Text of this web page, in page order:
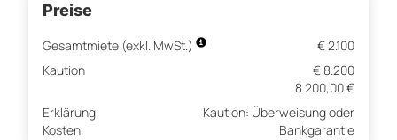
Preise
Gesamtmiete (exkl. MwSt.)
€ 2.100
Kaution
€ 8.200
8.200,00 €
Erklärung
Kosten
Kaution: Überweisung oder
Bankgarantie